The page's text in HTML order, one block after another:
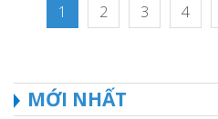
1 2 3 4
MỚI NHẤT